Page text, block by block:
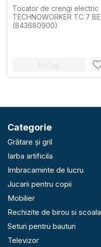
Tocator de crengi electric
TECHNOWORKER TC 7 BE
(843680900)
În Coș
Categorie
Grătare și gril
Iarba artificila
Imbracaminte de lucru
Jucarii pentru copii
Mobilier
Rechizite de birou si scoala
Seturi pentru bauturi
Televizor